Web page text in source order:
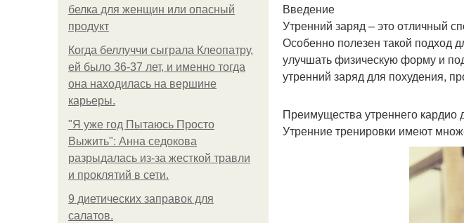
белка для женщин или опасный
продукт
Когда беллуччи сыграла Клеопатру,
ей было 36-37 лет, и именно тогда
она находилась на вершине
карьеры.
"Я уже год Пытаюсь Просто
Выжить": Анна седокова
разрыдалась из-за жесткой травли
и проклятий в сети.
9 диетических заправок для
салатов.
Введение
Утренний заряд – это отличный
Особенно полезен такой подход
улучшать физическую форму и
утренний заряд для похудения,
Преимущества утреннего кардио
Утренние тренировки имеют